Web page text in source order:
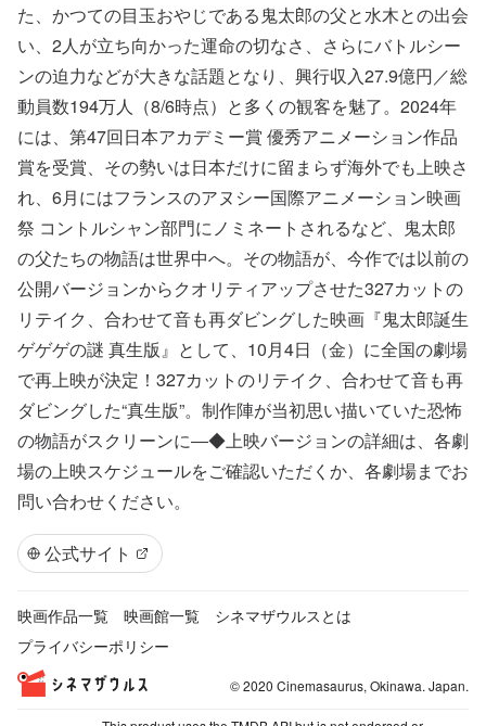
た、かつての目玉おやじである鬼太郎の父と水木との出会
い、2人が立ち向かった運命の切なさ、さらにバトルシー
ンの迫力などが大きな話題となり、興行収入27.9億円／総
動員数194万人（8/6時点）と多くの観客を魅了。2024年
には、第47回日本アカデミー賞 優秀アニメーション作品
賞を受賞、その勢いは日本だけに留まらず海外でも上映さ
れ、6月にはフランスのアヌシー国際アニメーション映画
祭 コントルシャン部門にノミネートされるなど、鬼太郎
の父たちの物語は世界中へ。その物語が、今作では以前の
公開バージョンからクオリティアップさせた327カットの
リテイク、合わせて音も再ダビングした映画『鬼太郎誕生
ゲゲゲの謎 真生版』として、10月4日（金）に全国の劇場
で再上映が決定！327カットのリテイク、合わせて音も再
ダビングした“真生版”。制作陣が当初思い描いていた恐怖
の物語がスクリーンに―◆上映バージョンの詳細は、各劇
場の上映スケジュールをご確認いただくか、各劇場までお
問い合わせください。
公式サイト
映画作品一覧 映画館一覧
シネマザウルスとは
プライバシーポリシー
© 2020 Cinemasaurus, Okinawa. Japan.